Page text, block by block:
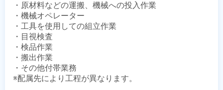
・原材料などの運搬、機械への投入作業
・機械オペレーター
・工具を使用しての組立作業
・目視検査
・検品作業
・搬出作業
・その他付帯業務
※配属先により工程が異なります。